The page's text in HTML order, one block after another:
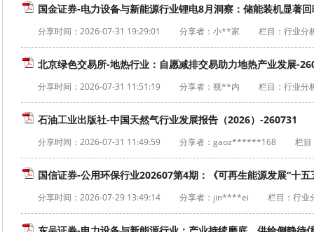
国金证券-电力设备与新能源行业锂电8月洞察：储能装机显著
分享时间： 2026-07-31 19:29:01 分享者：小**家 栏目：行业分
北京绿色交易所-地热行业：自愿减排交易助力地热产业发展-
分享时间： 2026-07-31 11:51:19 分享者：视**内 栏目：行业分
石油工业出版社-中国天然气行业发展报告（2026）-260731
分享时间： 2026-07-31 11:49:59 分享者：gaoz******168 栏目
国信证券-公用环保行业202607第4期：《可再生能源发展“十
分享时间： 2026-07-29 13:49:14 分享者：jin****ei 栏目：行业